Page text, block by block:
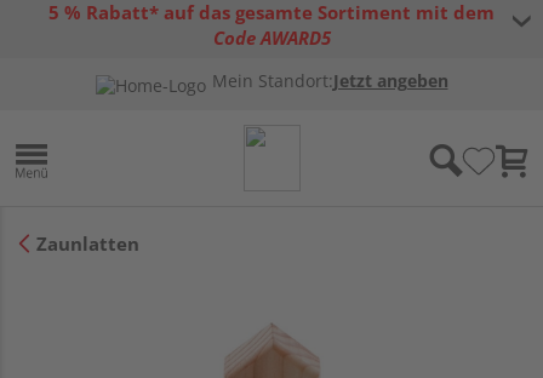
5 % Rabatt* auf das gesamte Sortiment mit dem
Code AWARD5
Gutscheinbedingungen
Mein Standort:Jetzt angeben
Zaunlatten